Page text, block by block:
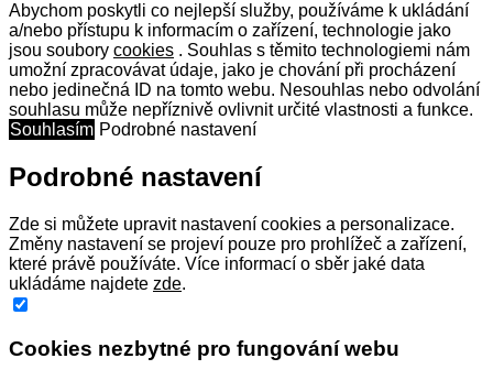
Abychom poskytli co nejlepší služby, používáme k ukládání
a/nebo přístupu k informacím o zařízení, technologie jako
jsou soubory cookies . Souhlas s těmito technologiemi nám
umožní zpracovávat údaje, jako je chování při procházení
nebo jedinečná ID na tomto webu. Nesouhlas nebo odvolání
souhlasu může nepříznivě ovlivnit určité vlastnosti a funkce.
Souhlasím Podrobné nastavení
Podrobné nastavení
Zde si můžete upravit nastavení cookies a personalizace.
Změny nastavení se projeví pouze pro prohlížeč a zařízení,
které právě používáte. Více informací o sběr jaké data
ukládáme najdete zde.
Cookies nezbytné pro fungování webu